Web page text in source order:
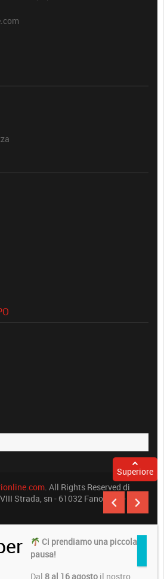
. All Rights Reserved di
Strada, sn - 61032 Fano (PU) -
Superiore
Ci prendiamo una piccola
pausa!
Dal 8 al 16 agosto il nostro